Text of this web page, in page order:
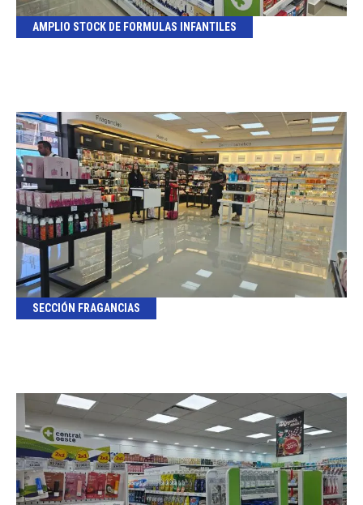
AMPLIO STOCK DE FORMULAS INFANTILES
SECCIÓN FRAGANCIAS